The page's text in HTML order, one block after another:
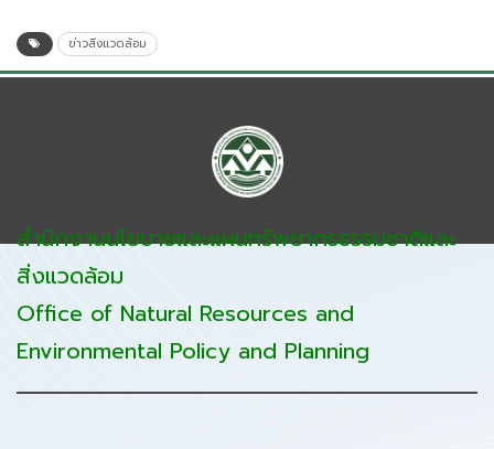
ข่าวสิ่งแวดล้อม
สำนักงานนโยบายและแผนทรัพยากรธรรมชาติและ
สิ่งแวดล้อม
Office of Natural Resources and
Environmental Policy and Planning